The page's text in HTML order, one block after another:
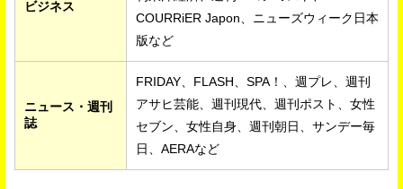
ビジネス
COURRiER Japon、ニューズウィーク日本
版など
ニュース・週刊
誌
FRIDAY、FLASH、SPA！、週プレ、週刊
アサヒ芸能、週刊現代、週刊ポスト、女性
セブン、女性自身、週刊朝日、サンデー毎
日、AERAなど